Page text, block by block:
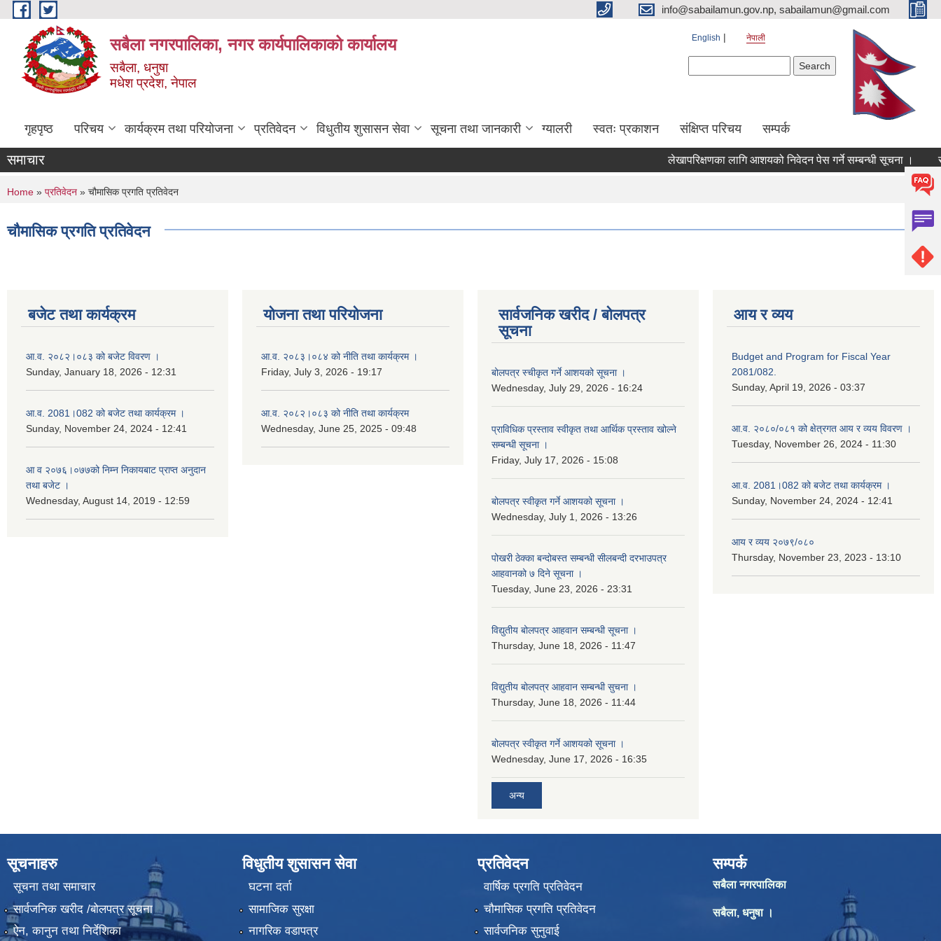
Skip to main content info@sabailamun.gov.np, sabailamun@gmail.com
सबैला नगरपालिका, नगर कार्यपालिकाको कार्यालय
सबैला, धनुषा
मधेश प्रदेश, नेपाल
English नेपाली
गृहपृष्ठ परिचय कार्यक्रम तथा परियोजना प्रतिवेदन विधुतीय शुसासन सेवा सूचना तथा जानकारी ग्यालरी स्वतः प्रकाशन संक्षिप्त परिचय सम्पर्क
समाचार लेखापरिक्षणका लागि आशयको निवेदन पेस गर्ने सम्बन्धी सूचना ।
You are here
Home » प्रतिवेदन » चौमासिक प्रगति प्रतिवेदन
चौमासिक प्रगति प्रतिवेदन
बजेट तथा कार्यक्रम
आ.व. २०८२।०८३ को बजेट विवरण ।
Sunday, January 18, 2026 - 12:31
आ.व. 2081।082 को बजेट तथा कार्यक्रम ।
Sunday, November 24, 2024 - 12:41
आ‌ व २०७६।०७७को निम्न निकायबाट प्राप्त अनुदान
तथा बजेट ।
Wednesday, August 14, 2019 - 12:59
योजना तथा परियोजना
आ.व. २०८३।०८४ को नीति तथा कार्यक्रम ।
Friday, July 3, 2026 - 19:17
आ.व. २०८२।०८३ को नीति तथा कार्यक्रम
Wednesday, June 25, 2025 - 09:48
सार्वजनिक खरीद / बोलपत्र
सूचना
बोलपत्र स्चीकृत गर्ने आशयको सूचना ।
Wednesday, July 29, 2026 - 16:24
प्राविधिक प्रस्ताव स्वीकृत तथा आर्थिक प्रस्ताव खोल्ने
सम्बन्धी सूचना ।
Friday, July 17, 2026 - 15:08
बोलपत्र स्वीकृत गर्ने आशयको सूचना ।
Wednesday, July 1, 2026 - 13:26
पोखरी ठेक्का बन्दोबस्त सम्बन्धी सीलबन्दी दरभाउपत्र
आहवानको ७ दिने सूचना ।
Tuesday, June 23, 2026 - 23:31
विद्युतीय बोलपत्र आहवान सम्बन्धी सूचना ।
Thursday, June 18, 2026 - 11:47
विद्युतीय बोलपत्र आहवान सम्बन्धी सुचना ।
Thursday, June 18, 2026 - 11:44
बोलपत्र स्वीकृत गर्ने आशयको सूचना ।
Wednesday, June 17, 2026 - 16:35
अन्य
आय र व्यय
Budget and Program for Fiscal Year
2081/082.
Sunday, April 19, 2026 - 03:37
आ.व. २०८०/०८१ को क्षेत्रगत आय र व्यय विवरण ।
Tuesday, November 26, 2024 - 11:30
आ.व. 2081।082 को बजेट तथा कार्यक्रम ।
Sunday, November 24, 2024 - 12:41
आय र व्यय २०७९/०८०
Thursday, November 23, 2023 - 13:10
सूचनाहरु
सूचना तथा समाचार
सार्वजनिक खरीद /बोलपत्र सूचना
ऐन, कानुन तथा निर्देशिका
विधुतीय शुसासन सेवा
घटना दर्ता
सामाजिक सुरक्षा
नागरिक वडापत्र
प्रतिवेदन
वार्षिक प्रगति प्रतिवेदन
चौमासिक प्रगति प्रतिवेदन
सार्वजनिक सुनुवाई
सम्पर्क
सबैला नगरपालिका
सबैला, धनुषा ।